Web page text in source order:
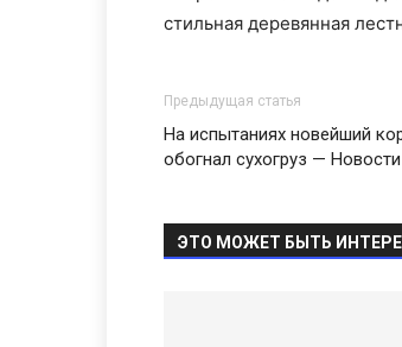
стильная деревянная
Предыдущая статья
На испытаниях новейший
обогнал сухогруз — Новости
ЭТО МОЖЕТ БЫТЬ